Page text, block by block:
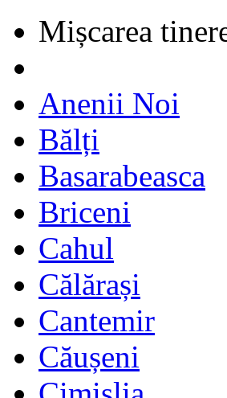
Mișcarea
Anenii Noi
Bălți
Basarabeasca
Briceni
Cahul
Călărași
Cantemir
Căușeni